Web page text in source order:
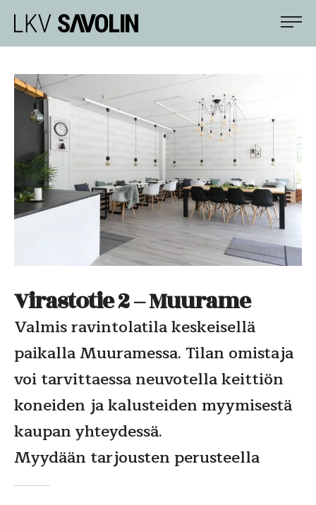
Siirry
suoraan
sisältöön
LKV Savolin
ja
kiinteistökaupoissa
Virastotie 2 – Muurame
Valmis ravintolatila keskeisellä
paikalla Muuramessa. Tilan omistaja
voi tarvittaessa neuvotella keittiön
koneiden ja kalusteiden myymisestä
kaupan yhteydessä.
Myydään tarjousten perusteella